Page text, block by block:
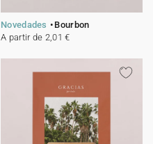
Novedades
Bourbon
A partir de 2,01 €